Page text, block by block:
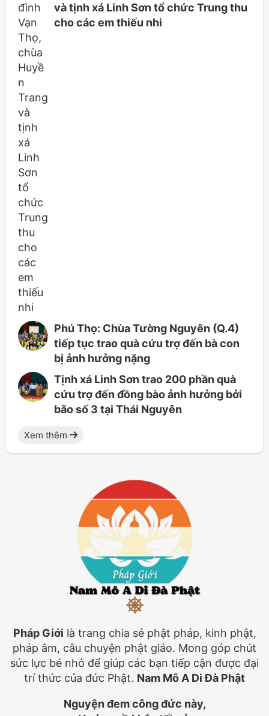
và tịnh xá Linh Sơn tổ chức Trung thu
cho các em thiếu nhi
Phú Thọ: Chùa Tường Nguyên (Q.4)
tiếp tục trao quà cứu trợ đến bà con
bị ảnh hưởng nặng
Tịnh xá Linh Sơn trao 200 phần quà
cứu trợ đến đồng bào ảnh hưởng bởi
bão số 3 tại Thái Nguyên
Xem thêm
Pháp Giới là trang chia sẻ phật pháp, kinh phật,
pháp âm, câu chuyện phật giáo. Mong góp chút
sức lực bé nhỏ để giúp các bạn tiếp cận được đại
trí thức của đức Phật. Nam Mô A Di Đà Phật
Nguyện đem công đức này,